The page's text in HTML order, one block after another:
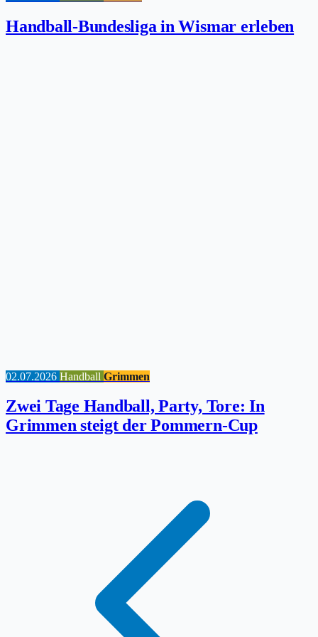
Handball-Bundesliga in Wismar erleben
02.07.2026 Handball Grimmen
Zwei Tage Handball, Party, Tore: In
Grimmen steigt der Pommern-Cup